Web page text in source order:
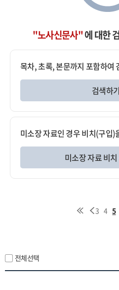
"노사신문사"에 대한
목차, 초록, 본문까지 포함하여
검색하
미소장 자료인 경우 비치(구입)
미소장 자료 비
3 4 5
전체선택